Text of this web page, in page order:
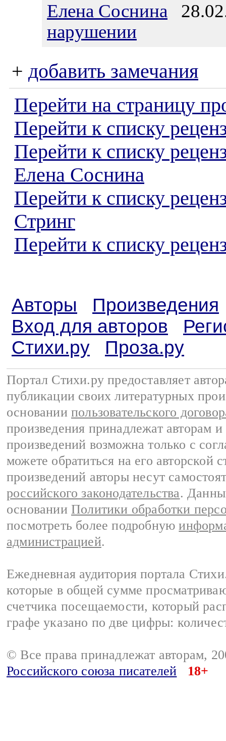
Елена Соснина
нарушении
+ добавить замечания
Перейти на страницу
Перейти к списку
Перейти к списку
Елена Соснина
Перейти к списку
Стринг
Перейти к списку
Авторы
Произведения
Вход для авторов
Стихи.ру
Проза.ру
Портал Стихи.ру предоставляет
публикации своих литературных
основании пользовательского
произведения принадлежат авторам
произведений возможна только с
можете обратиться на его авторской
произведений авторы несут
российского законодательства.
основании Политики обработки
посмотреть более подробную
администрацией.
Ежедневная аудитория портала
которые в общей сумме
счетчика посещаемости, который
графе указано по две цифры:
© Все права принадлежат авторам,
Российского союза писателей
18+